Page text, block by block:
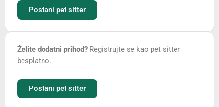
Postani pet sitter
Želite dodatni prihod? Registrujte se kao pet sitter
besplatno.
Postani pet sitter